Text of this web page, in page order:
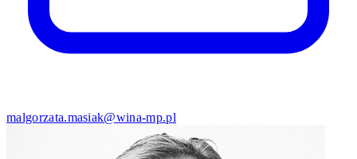
malgorzata.masiak@wina-mp.pl